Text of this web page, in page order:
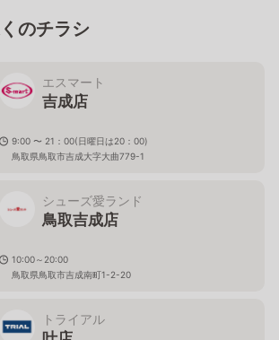
のチラシ
エスマート
吉成店
9:00 〜 21：00(日曜日は20：00)
鳥取県鳥取市吉成大字大曲779-1
シューズ愛ランド
鳥取吉成店
10:00～20:00
鳥取県鳥取市吉成南町1-2-20
トライアル